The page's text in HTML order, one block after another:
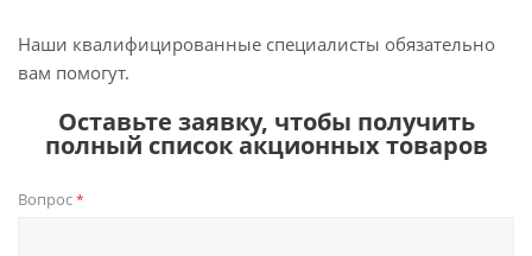
Наши квалифицированные специалисты обязательно
вам помогут.
Оставьте заявку, чтобы получить
полный список акционных товаров
Вопрос*